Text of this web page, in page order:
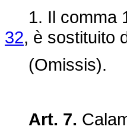
1. Il comma
32, è sostituito
(Omissis).
Art. 7.